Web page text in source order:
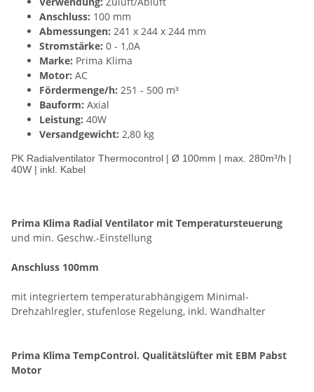
Anschluss: 100 mm
Abmessungen: 241 x 244 x 244 mm
Stromstärke: 0 - 1,0A
Marke: Prima Klima
Motor: AC
Fördermenge/h: 251 - 500 m³
Bauform: Axial
Leistung: 40W
Versandgewicht: 2,80 kg
PK Radialventilator Thermocontrol | Ø 100mm | max. 280m³/h |
40W | inkl. Kabel
Prima Klima Radial Ventilator mit Temperatursteuerung
und min. Geschw.-Einstellung
Anschluss 100mm
mit integriertem temperaturabhängigem Minimal-
Drehzahlregler, stufenlose Regelung, inkl. Wandhalter
Prima Klima TempControl. Qualitätslüfter mit EBM Pabst
Motor